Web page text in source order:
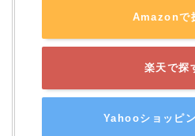
Amazonで
楽天で探
Yahooショッピ